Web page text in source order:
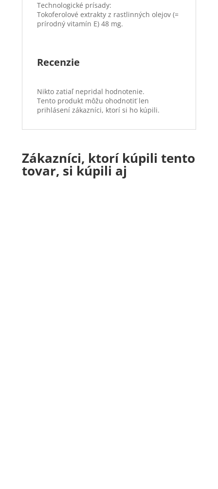
Technologické prísady:
Tokoferolové extrakty z rastlinných olejov (=
prírodný vitamín E) 48 mg.
Recenzie
Nikto zatiaľ nepridal hodnotenie.
Tento produkt môžu ohodnotiť len
prihlásení zákazníci, ktorí si ho kúpili.
Zákazníci, ktorí kúpili tento
tovar, si kúpili aj